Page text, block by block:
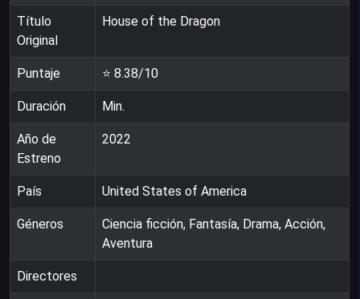
Título
Original
House of the Dragon
Puntaje ⭐ 8.38/10
Duración Min.
Año de
Estreno
2022
País United States of America
Géneros
Ciencia ficción, Fantasía, Drama, Acción,
Aventura
Directores